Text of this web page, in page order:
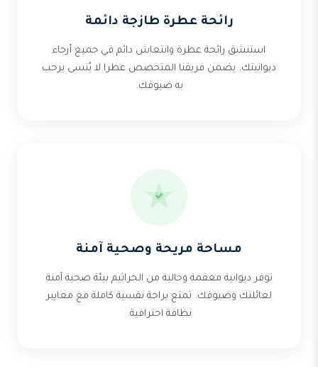
رائحة عطرة طازجة دائمة
استنشق رائحة عطرة وانتعاش دائم في جميع أرجاء
ديوانيتك. يضمن فريقنا المتخصص عطرا لا يُنسى يرحب
به ضيوفك.
مساحة مريحة وصحية آمنة
توفر ديوانية معقمة وخالية من الجراثيم بيئة صحية آمنة
لعائلتك وضيوفك. تمتع براحة نفسية كاملة مع معايير
نظافة احترافية.